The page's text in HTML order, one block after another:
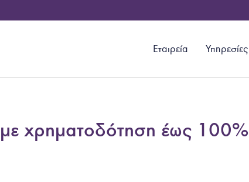
Εταιρεία Υπηρεσίες
χρηματοδότηση έως 100%